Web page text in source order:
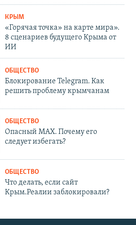
КРЫМ
«Горячая точка» на карте мира».
8 сценариев будущего Крыма от
ИИ
ОБЩЕСТВО
Блокирование Telegram. Как
решить проблему крымчанам
ОБЩЕСТВО
Опасный MAX. Почему его
следует избегать?
ОБЩЕСТВО
Что делать, если сайт
Крым.Реалии заблокировали?